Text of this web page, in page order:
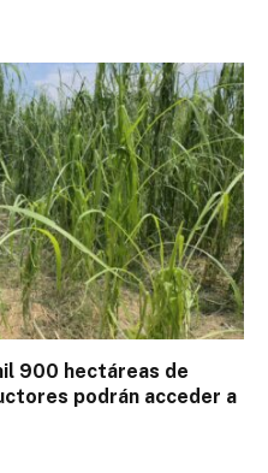
900 hectáreas de
podrán acceder a